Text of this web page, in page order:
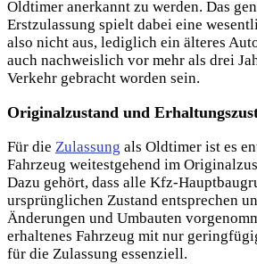
Oldtimer anerkannt zu werden. Das
Erstzulassung spielt dabei eine
also nicht aus, lediglich ein älteres
auch nachweislich vor mehr als drei
Verkehr gebracht worden sein.
Originalzustand und
Für die Zulassung als Oldtimer ist es
Fahrzeug weitestgehend im
Dazu gehört, dass alle Kfz-
ursprünglichen Zustand entsprechen
Änderungen und Umbauten
erhaltenes Fahrzeug mit nur
für die Zulassung essenziell.